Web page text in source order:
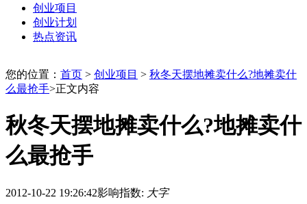
创业项目
创业计划
热点资讯
您的位置： 首页 > 创业项目 > 秋冬天摆地摊卖什么?地摊卖什
么最抢手>正文内容
秋冬天摆地摊卖什么?地摊卖什
么最抢手
2012-10-22 19:26:42影响指数: 大字